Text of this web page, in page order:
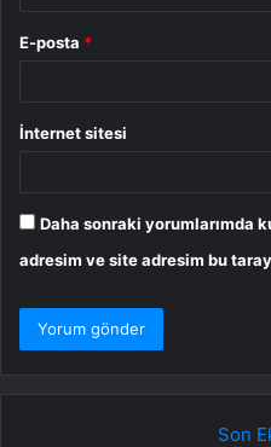
E-posta *
İnternet sitesi
Daha sonraki yorumlarımda
adresim ve site adresim bu
Son